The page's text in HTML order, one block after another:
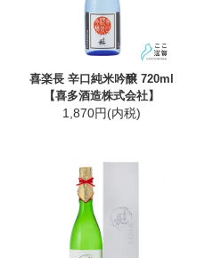
喜楽長 辛口純米吟醸 720ml
【喜多酒造株式会社】
1,870円(内税)